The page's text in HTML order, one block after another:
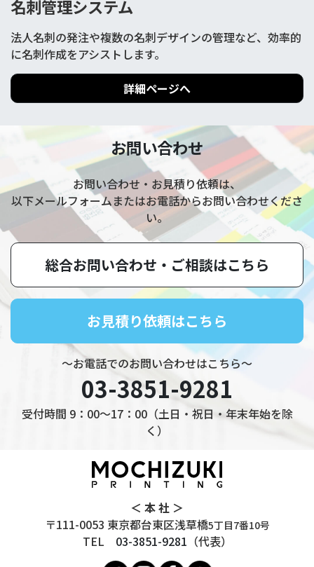
名刺管理システム
法人名刺の発注や複数の名刺デザインの管理など、効率的
に名刺作成をアシストします。
詳細ページへ
お問い合わせ
お問い合わせ・お見積り依頼は、
以下メールフォームまたはお電話からお問い合わせくださ
い。
総合お問い合わせ・ ご相談はこちら
お見積り依頼はこちら
～お電話でのお問い合わせはこちら～
03-3851-9281
受付時間 9：00～17：00（土日・祝日・年末年始を除
く）
＜ 本 社 ＞
〒111-0053 東京都台東区浅草橋5丁目7番10号
TEL 03-3851-9281 （代表）